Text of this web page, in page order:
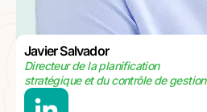
Javier Salvador
Directeur de la planification
stratégique et du contrôle de gestion